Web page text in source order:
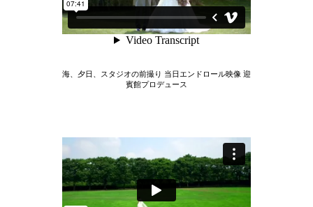
海、夕日、スタジオの前撮り 当日エンドロール映像 迎
賓館プロデュース